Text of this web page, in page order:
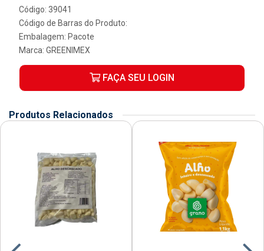
Código: 39041
Código de Barras do Produto:
Embalagem: Pacote
Marca: GREENIMEX
FAÇA SEU LOGIN
Produtos Relacionados